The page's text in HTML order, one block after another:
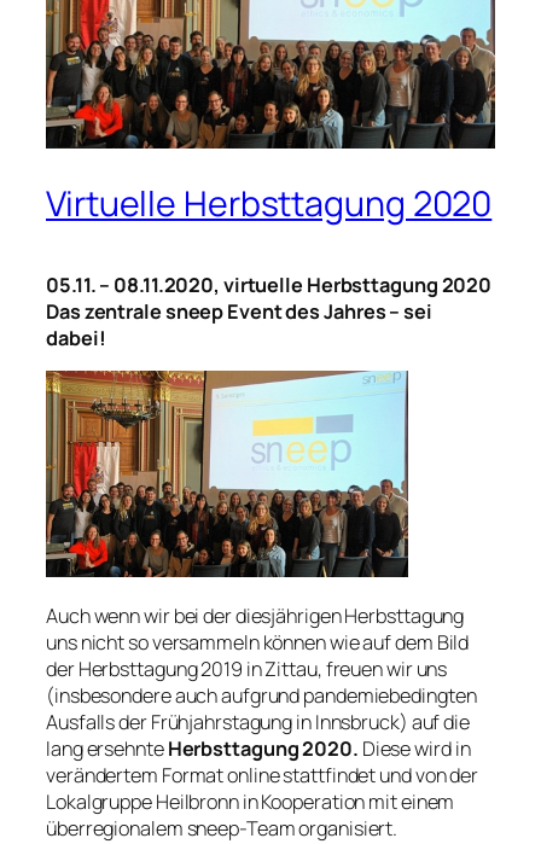
Virtuelle Herbsttagung 2020
05.11. – 08.11.2020, virtuelle Herbsttagung 2020
Das zentrale sneep Event des Jahres – sei
dabei!
Auch wenn wir bei der diesjährigen Herbsttagung
uns nicht so versammeln können wie auf dem Bild
der Herbsttagung 2019 in Zittau, freuen wir uns
(insbesondere auch aufgrund pandemiebedingten
Ausfalls der Frühjahrstagung in Innsbruck) auf die
lang ersehnteHerbsttagung 2020. Diese wird in
verändertem Format online stattfindet und von der
Lokalgruppe Heilbronn in Kooperation mit einem
überregionalem sneep-Team organisiert.